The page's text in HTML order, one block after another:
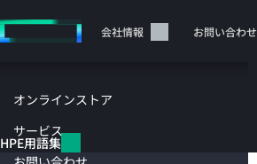
イ
ン
会社情報 お問い合わせ
オンラインストア
サービス
HPE用語集
HPE用語集